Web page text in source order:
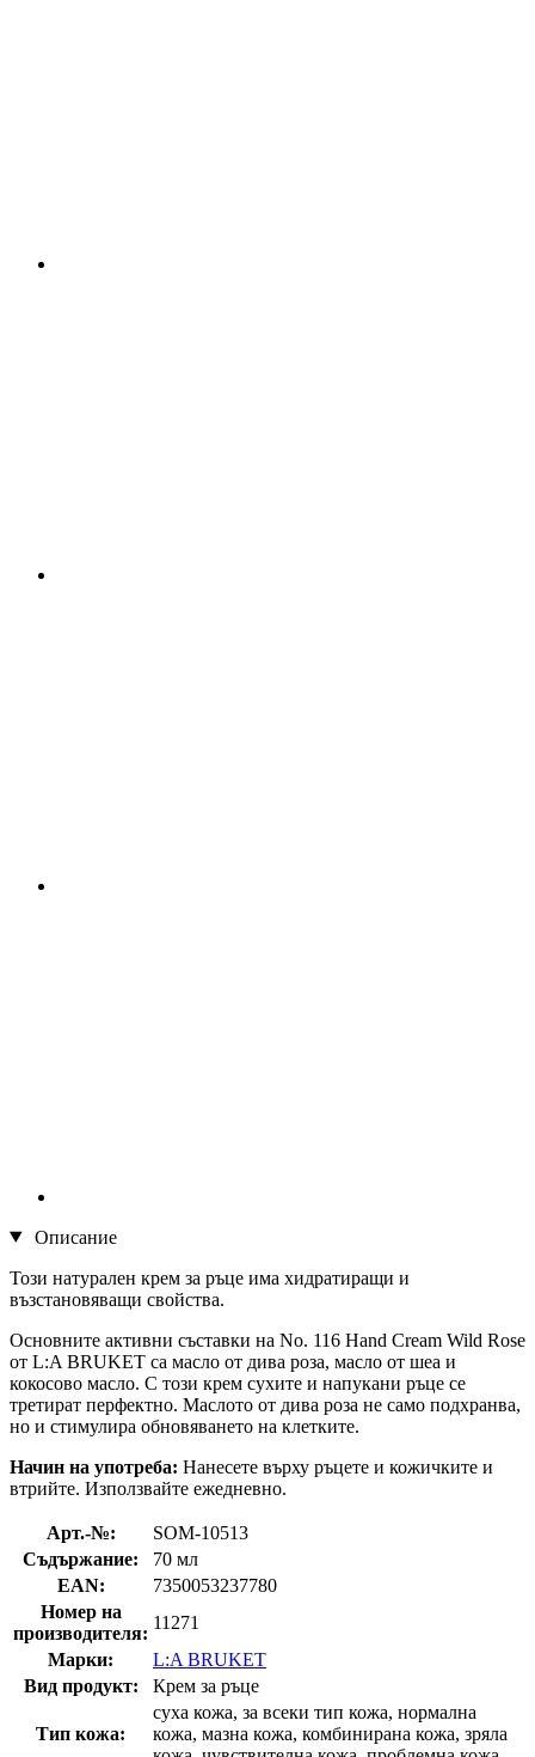
Описание
Този натурален крем за ръце има хидратиращи и
възстановяващи свойства.
Основните активни съставки на No. 116 Hand Cream Wild Rose
от L:A BRUKET са масло от дива роза, масло от шеа и
кокосово масло. С този крем сухите и напукани ръце се
третират перфектно. Маслото от дива роза не само подхранва,
но и стимулира обновяването на клетките.
Начин на употреба: Нанесете върху ръцете и кожичките и
втрийте. Използвайте ежедневно.
Арт.-№:
SOM-10513
Съдържание:
70 мл
EAN:
7350053237780
Номер на
производителя:
11271
Марки:
L:A BRUKET
Вид продукт:
Крем за ръце
Тип кожа:
суха кожа, за всеки тип кожа, нормална
кожа, мазна кожа, комбинирана кожа, зряла